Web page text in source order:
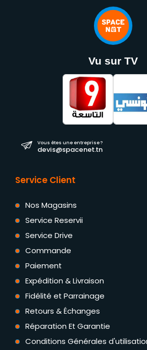
Vu sur TV
Vous êtes une entreprise ?
devis@spacenet.tn
Service Client
Nos Magasins
Service Reservii
Service Drive
Commande
Paiement
Expédition & Livraison
Fidélité et Parrainage
Retours & Échanges
Réparation Et Garantie
Conditions Générales